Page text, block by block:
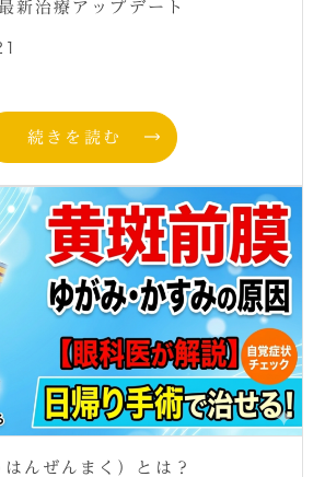
新治療アップデート
続きを読む
んぜんまく）とは？